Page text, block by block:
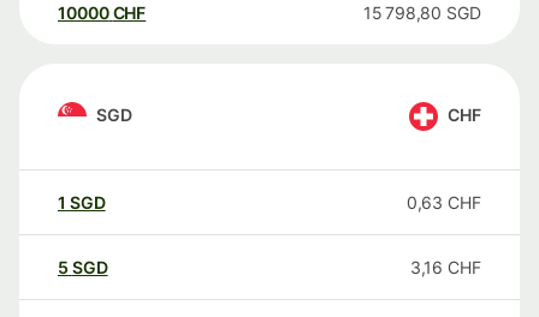
10000 CHF 15 798,80 SGD
SGD CHF
1 SGD 0,63 CHF
5 SGD 3,16 CHF